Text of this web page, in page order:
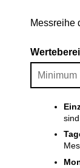
Messreihe